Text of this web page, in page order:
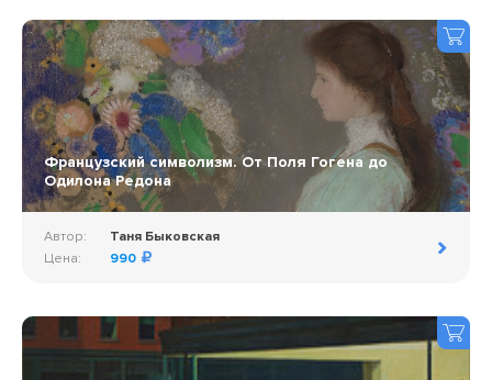
Французский символизм. От Поля Гогена до
Одилона Редона
Автор:
Таня Быковская
Цена:
990